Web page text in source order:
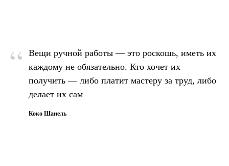
“
Вещи ручной работы — это роскошь, иметь их
каждому не обязательно. Кто хочет их
получить — либо платит мастеру за труд, либо
делает их сам
Коко Шанель